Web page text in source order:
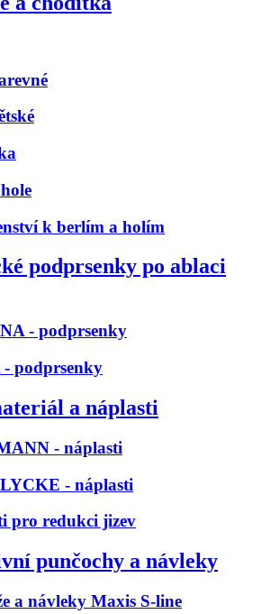
k berlím a holím
podprsenky po ablaci
- podprsenky
podprsenky
a náplasti
- náplasti
- náplasti
pro redukci jizev
punčochy a návleky
a návleky Maxis S-line